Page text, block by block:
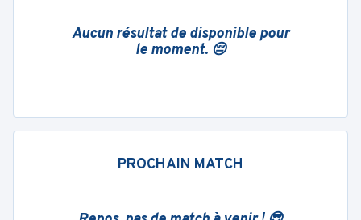
Aucun résultat de disponible pour
le moment. 😔
PROCHAIN MATCH